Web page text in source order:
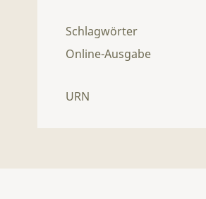
Schlagwörter
Online-Ausgabe
URN